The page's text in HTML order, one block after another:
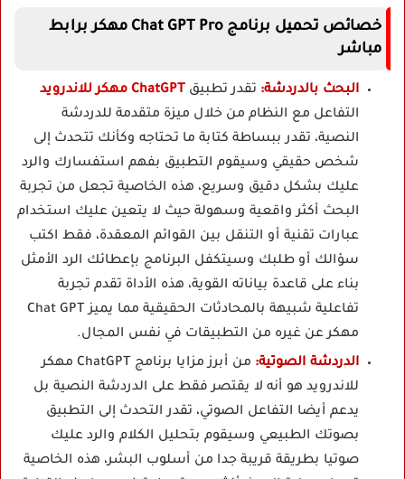
خصائص تحميل برنامج Chat GPT Pro مهكر برابط
مباشر
البحث بالدردشة: تقدر تطبيق ChatGPT مهكر للاندرويد
التفاعل مع النظام من خلال ميزة متقدمة للدردشة
النصية، تقدر ببساطة كتابة ما تحتاجه وكأنك تتحدث إلى
شخص حقيقي وسيقوم التطبيق بفهم استفسارك والرد
عليك بشكل دقيق وسريع، هذه الخاصية تجعل من تجربة
البحث أكثر واقعية وسهولة حيث لا يتعين عليك استخدام
عبارات تقنية أو التنقل بين القوائم المعقدة، فقط اكتب
سؤالك أو طلبك وسيتكفل البرنامج بإعطائك الرد الأمثل
بناء على قاعدة بياناته القوية، هذه الأداة تقدم تجربة
تفاعلية شبيهة بالمحادثات الحقيقية مما يميز Chat GPT
مهكر عن غيره من التطبيقات في نفس المجال.
الدردشة الصوتية:
من أبرز مزايا برنامج ChatGPT مهكر
للاندرويد هو أنه لا يقتصر فقط على الدردشة النصية بل
يدعم أيضا التفاعل الصوتي، تقدر التحدث إلى التطبيق
بصوتك الطبيعي وسيقوم بتحليل الكلام والرد عليك
صوتيا بطريقة قريبة جدا من أسلوب البشر، هذه الخاصية